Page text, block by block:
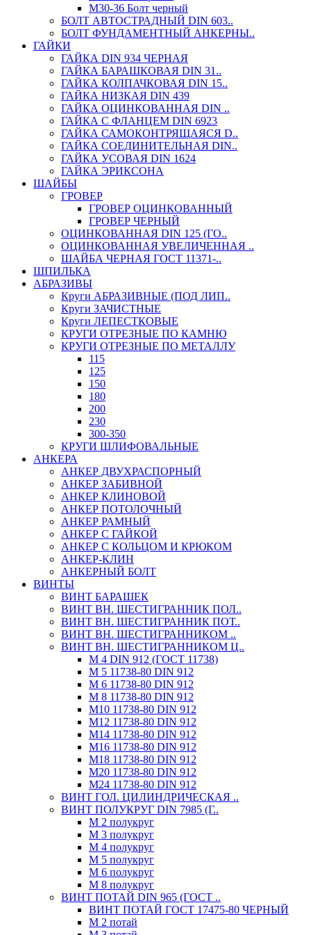
М30-36 Болт черный
БОЛТ АВТОСТРАДНЫЙ DIN 603..
БОЛТ ФУНДАМЕНТНЫЙ АНКЕРНЫ..
ГАЙКИ
ГАЙКА DIN 934 ЧЕРНАЯ
ГАЙКА БАРАШКОВАЯ DIN 31..
ГАЙКА КОЛПАЧКОВАЯ DIN 15..
ГАЙКА НИЗКАЯ DIN 439
ГАЙКА ОЦИНКОВАННАЯ DIN ..
ГАЙКА С ФЛАНЦЕМ DIN 6923
ГАЙКА САМОКОНТРЯЩАЯСЯ D..
ГАЙКА СОЕДИНИТЕЛЬНАЯ DIN..
ГАЙКА УСОВАЯ DIN 1624
ГАЙКА ЭРИКСОНА
ШАЙБЫ
ГРОВЕР
ГРОВЕР ОЦИНКОВАННЫЙ
ГРОВЕР ЧЕРНЫЙ
ОЦИНКОВАННАЯ DIN 125 (ГО..
ОЦИНКОВАННАЯ УВЕЛИЧЕННАЯ ..
ШАЙБА ЧЕРНАЯ ГОСТ 11371-..
ШПИЛЬКА
АБРАЗИВЫ
Круги АБРАЗИВНЫЕ (ПОД ЛИП..
Круги ЗАЧИСТНЫЕ
Круги ЛЕПЕСТКОВЫЕ
КРУГИ ОТРЕЗНЫЕ ПО КАМНЮ
КРУГИ ОТРЕЗНЫЕ ПО МЕТАЛЛУ
115
125
150
180
200
230
300-350
КРУГИ ШЛИФОВАЛЬНЫЕ
АНКЕРА
АНКЕР ДВУХРАСПОРНЫЙ
АНКЕР ЗАБИВНОЙ
АНКЕР КЛИНОВОЙ
АНКЕР ПОТОЛОЧНЫЙ
АНКЕР РАМНЫЙ
АНКЕР С ГАЙКОЙ
АНКЕР С КОЛЬЦОМ И КРЮКОМ
АНКЕР-КЛИН
АНКЕРНЫЙ БОЛТ
ВИНТЫ
ВИНТ БАРАШЕК
ВИНТ ВН. ШЕСТИГРАННИК ПОЛ..
ВИНТ ВН. ШЕСТИГРАННИК ПОТ..
ВИНТ ВН. ШЕСТИГРАННИКОМ ..
ВИНТ ВН. ШЕСТИГРАННИКОМ Ц..
М 4 DIN 912 (ГОСТ 11738)
М 5 11738-80 DIN 912
М 6 11738-80 DIN 912
М 8 11738-80 DIN 912
М10 11738-80 DIN 912
М12 11738-80 DIN 912
М14 11738-80 DIN 912
М16 11738-80 DIN 912
М18 11738-80 DIN 912
М20 11738-80 DIN 912
М24 11738-80 DIN 912
ВИНТ ГОЛ. ЦИЛИНДРИЧЕСКАЯ ..
ВИНТ ПОЛУКРУГ DIN 7985 (Г..
М 2 полукруг
М 3 полукруг
М 4 полукруг
М 5 полукруг
М 6 полукруг
М 8 полукруг
ВИНТ ПОТАЙ DIN 965 (ГОСТ ..
ВИНТ ПОТАЙ ГОСТ 17475-80 ЧЕРНЫЙ
М 2 потай